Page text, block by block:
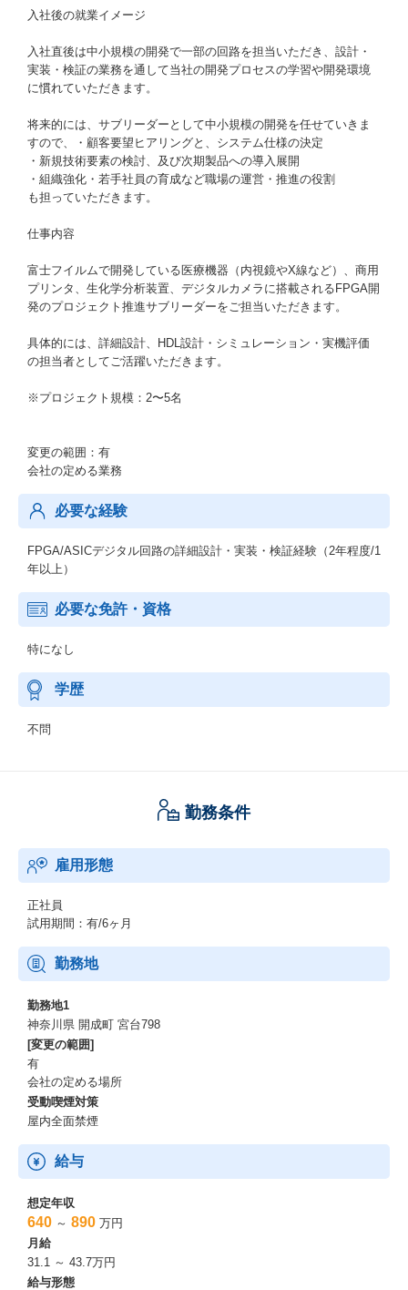
入社後の就業イメージ
入社直後は中小規模の開発で一部の回路を担当いただき、設計・
実装・検証の業務を通して当社の開発プロセスの学習や開発環境
に慣れていただきます。
将来的には、サブリーダーとして中小規模の開発を任せていきま
すので、・顧客要望ヒアリングと、システム仕様の決定
・新規技術要素の検討、及び次期製品への導入展開
・組織強化・若手社員の育成など職場の運営・推進の役割
も担っていただきます。
仕事内容
富士フイルムで開発している医療機器（内視鏡やX線など）、商用
プリンタ、生化学分析装置、デジタルカメラに搭載されるFPGA開
発のプロジェクト推進サブリーダーをご担当いただきます。
具体的には、詳細設計、HDL設計・シミュレーション・実機評価
の担当者としてご活躍いただきます。
※プロジェクト規模：2〜5名
変更の範囲：有
会社の定める業務
必要な経験
FPGA/ASICデジタル回路の詳細設計・実装・検証経験（2年程度/1
年以上）
必要な免許・資格
特になし
学歴
不問
勤務条件
雇用形態
正社員
試用期間：有/6ヶ月
勤務地
勤務地1
神奈川県 開成町 宮台798
[変更の範囲]
有
会社の定める場所
受動喫煙対策
屋内全面禁煙
給与
想定年収
640 ～ 890 万円
月給
31.1 ～ 43.7万円
給与形態